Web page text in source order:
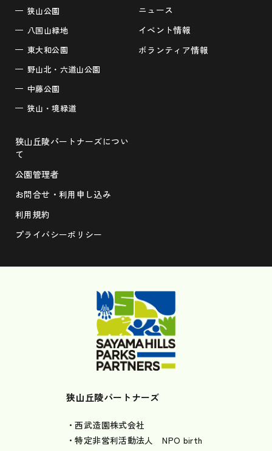
狭山公園
八国山緑地
東大和公園
野山北・六道山公園
中藤公園
狭山・境緑道
ニュース
イベント情報
ボランティア情報
狭山丘陵パートナーズについ
て
公園管理者
お問合せ・利用申し込み
利用規約
プライバシーポリシー
狭山丘陵パートナーズ
・西武造園株式会社
・特定非営利活動法人 NPO birth